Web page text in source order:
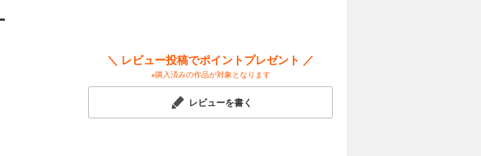
＼ レビュー投稿でポイントプレゼント ／
※購入済みの作品が対象となります
レビューを書く